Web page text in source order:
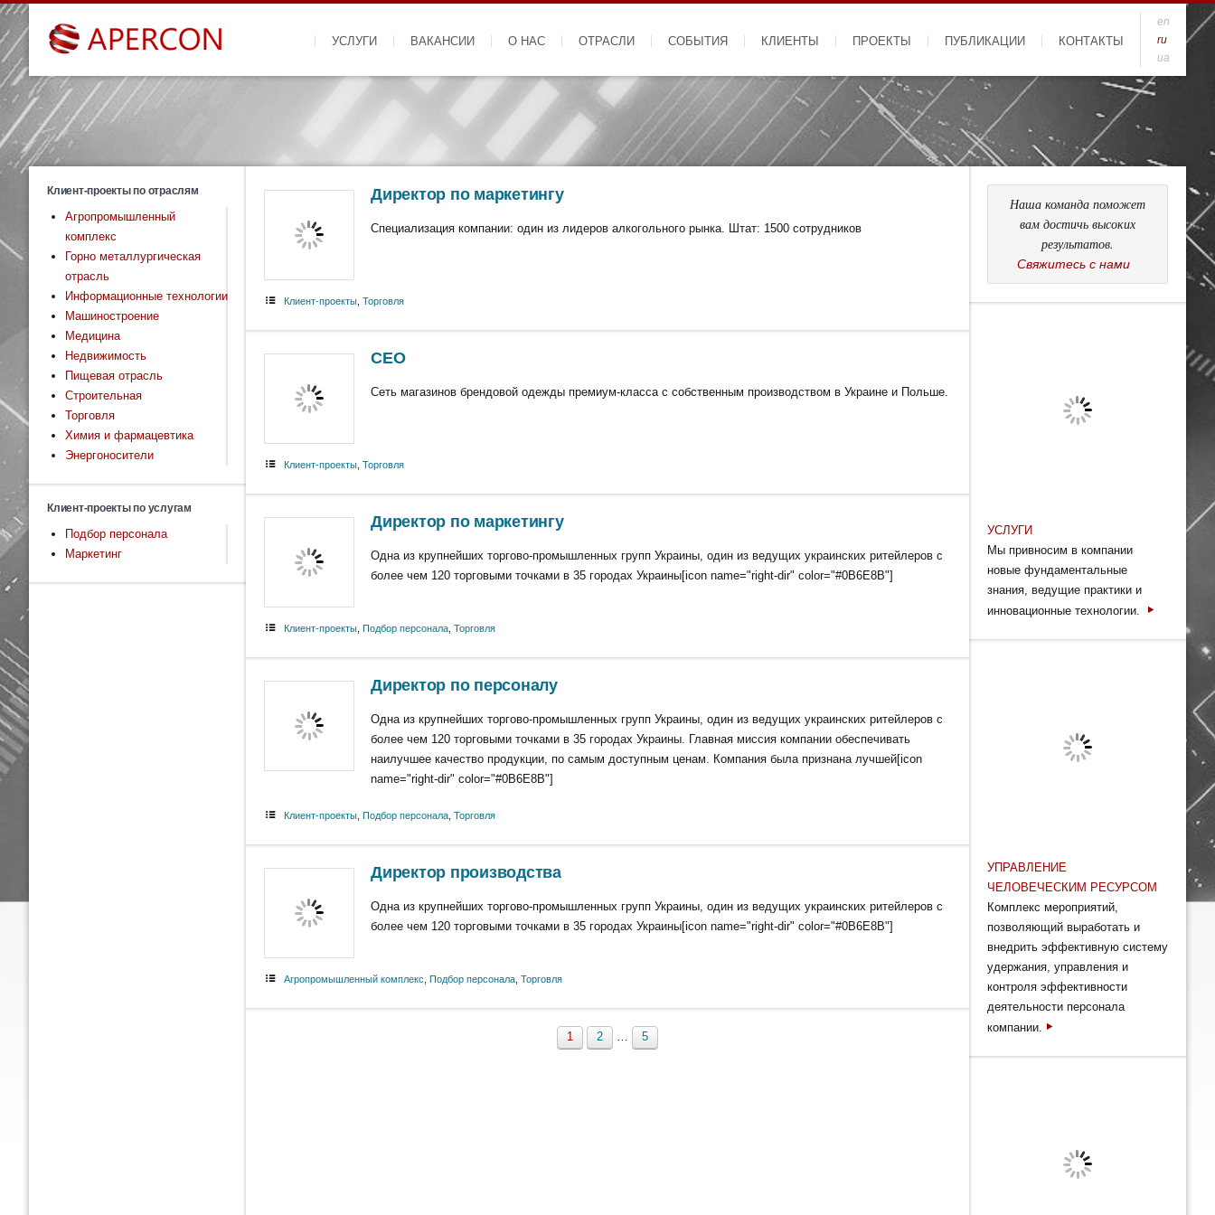
en
ru
ua
УСЛУГИ ВАКАНСИИ О НАС ОТРАСЛИ СОБЫТИЯ КЛИЕНТЫ ПРОЕКТЫ ПУБЛИКАЦИИ КОНТАКТЫ
Клиент-проекты по отраслям
Агропромышленный
комплекс
Горно металлургическая
отрасль
Информационные технологии
Машиностроение
Медицина
Недвижимость
Пищевая отрасль
Строительная
Торговля
Химия и фармацевтика
Энергоносители
Клиент-проекты по услугам
Подбор персонала
Маркетинг
Директор по маркетингу
Специализация компании: один из лидеров алкогольного рынка. Штат: 1500 сотрудников
Клиент-проекты, Торговля
CEO
Сеть магазинов брендовой одежды премиум-класса с собственным производством в Украине и Польше.
Клиент-проекты, Торговля
Директор по маркетингу
Одна из крупнейших торгово-промышленных групп Украины, один из ведущих украинских ритейлеров с
более чем 120 торговыми точками в 35 городах Украины[icon name="right-dir" color="#0B6E8B"]
Клиент-проекты, Подбор персонала, Торговля
Директор по персоналу
Одна из крупнейших торгово-промышленных групп Украины, один из ведущих украинских ритейлеров с
более чем 120 торговыми точками в 35 городах Украины. Главная миссия компании обеспечивать
наилучшее качество продукции, по самым доступным ценам. Компания была признана лучшей[icon
name="right-dir" color="#0B6E8B"]
Клиент-проекты, Подбор персонала, Торговля
Директор производства
Одна из крупнейших торгово-промышленных групп Украины, один из ведущих украинских ритейлеров с
более чем 120 торговыми точками в 35 городах Украины[icon name="right-dir" color="#0B6E8B"]
Агропромышленный комплекс Подбор персонала, Торговля
1 2 … 5
Наша команда поможет
вам достичь высоких
результатов.
Cвяжитесь с нами
УСЛУГИ
Мы привносим в компании
новые фундаментальные
знания, ведущие практики и
инновационные технологии.
УПРАВЛЕНИЕ
ЧЕЛОВЕЧЕСКИМ РЕСУРСОМ
Комплекс мероприятий,
позволяющий выработать и
внедрить эффективную систему
удержания, управления и
контроля эффективности
деятельности персонала
компании.